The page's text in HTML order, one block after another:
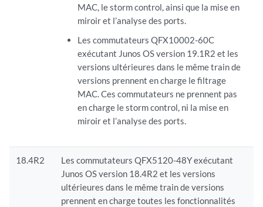
MAC, le storm control, ainsi que la mise en
miroir et l’analyse des ports.
Les commutateurs QFX10002-60C
exécutant Junos OS version 19.1R2 et les
versions ultérieures dans le même train de
versions prennent en charge le filtrage
MAC. Ces commutateurs ne prennent pas
en charge le storm control, ni la mise en
miroir et l’analyse des ports.
18.4R2
Les commutateurs QFX5120-48Y exécutant
Junos OS version 18.4R2 et les versions
ultérieures dans le même train de versions
prennent en charge toutes les fonctionnalités